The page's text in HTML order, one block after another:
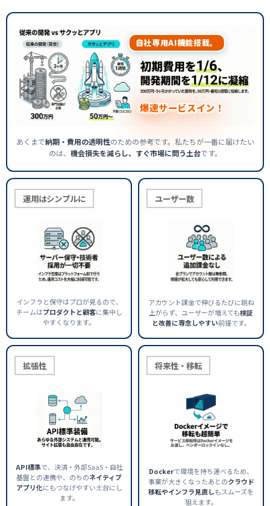
自社専用AI機能搭載。
爆速サービスイン！
あくまで納期・費用の透明性のための参考です。私たちが一番に届けたい
のは、 機会損失を減らし、すぐ市場に問う土台です。
運用はシンプルに
インフラと保守はプロが見るので、
チームはプロダクトと顧客に集中し
やすくなります。
ユーザー数
アカウント課金で伸びるたびに跳ね
上がらず、ユーザーが増えても検証
と改善に専念しやすい前提です。
拡張性
API標準で、決済・外部SaaS・自社
基盤との連携や、のちのネイティブ
アプリ化にもつなげやすい土台にし
ます。
将来性・移転
Dockerで環境を持ち運べるため、
事業が大きくなったあとのクラウド
移転やインフラ見直しもスムーズを
狙えます。